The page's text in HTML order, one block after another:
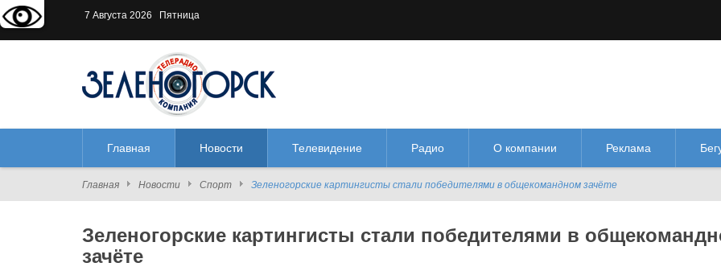
Версия для слабовидящих:
7 Августа 2026 Пятница
Главная Новости Телевидение Радио О компании Реклама
Главная Новости Спорт Зеленогорские картингисты стали победителями в общекомандном зачёте
Зеленогорские картингисты стали победителями в
зачёте